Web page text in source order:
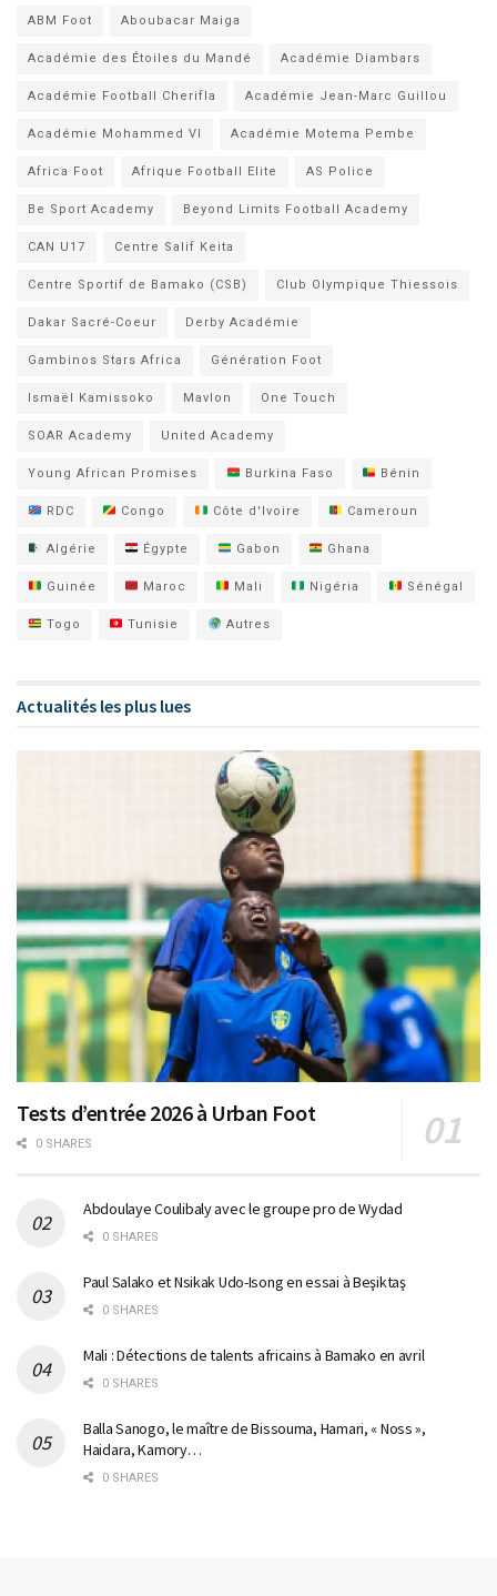
ABM Foot Aboubacar Maiga
Académie des Étoiles du Mandé Académie Diambars
Académie Football Cherifla Académie Jean-Marc Guillou
Académie Mohammed VI Académie Motema Pembe
Africa Foot Afrique Football Elite AS Police
Be Sport Academy Beyond Limits Football Academy
CAN U17 Centre Salif Keita
Centre Sportif de Bamako (CSB) Club Olympique Thiessois
Dakar Sacré-Coeur Derby Académie
Gambinos Stars Africa Génération Foot
Ismaël Kamissoko Mavlon One Touch
SOAR Academy United Academy
Young African Promises Burkina Faso Bénin
RDC Congo Côte d'Ivoire Cameroun
Algérie Égypte Gabon Ghana
Guinée Maroc Mali Nigéria Sénégal
Togo Tunisie Autres
Actualités les plus lues
Tests d’entrée 2026 à Urban Foot
0 SHARES
Abdoulaye Coulibaly avec le groupe pro de Wydad
0 SHARES
Paul Salako et Nsikak Udo-Isong en essai à Beşiktaş
0 SHARES
Mali : Détections de talents africains à Bamako en avril
0 SHARES
Balla Sanogo, le maître de Bissouma, Hamari, « Noss »,
Haidara, Kamory…
0 SHARES